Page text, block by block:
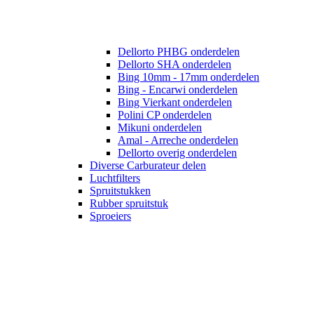
Dellorto PHBG onderdelen
Dellorto SHA onderdelen
Bing 10mm - 17mm onderdelen
Bing - Encarwi onderdelen
Bing Vierkant onderdelen
Polini CP onderdelen
Mikuni onderdelen
Amal - Arreche onderdelen
Dellorto overig onderdelen
Diverse Carburateur delen
Luchtfilters
Spruitstukken
Rubber spruitstuk
Sproeiers